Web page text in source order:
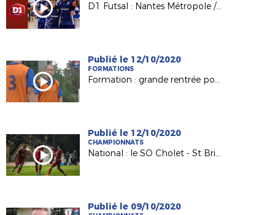
D1 Futsal : Nantes Métropole / Mouvaux Lile (1-6)
Publié le 12/10/2020
FORMATIONS
Formation : grande rentrée pour nos BMF Apprentissage
Publié le 12/10/2020
CHAMPIONNATS
National : le SO Cholet - St Brieuc (5-4), le résumé
Publié le 09/10/2020